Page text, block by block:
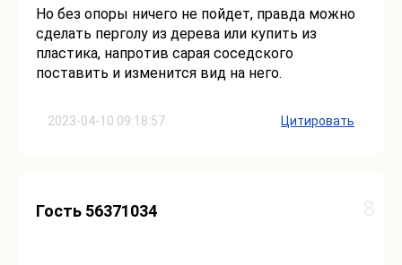
2023-04-10 09:18:57
Но без опоры ничего не пойдет, правда можно
сделать перголу из дерева или купить из
пластика, напротив сарая соседского
поставить и изменится вид на него.
Цитировать
Гость 56371034